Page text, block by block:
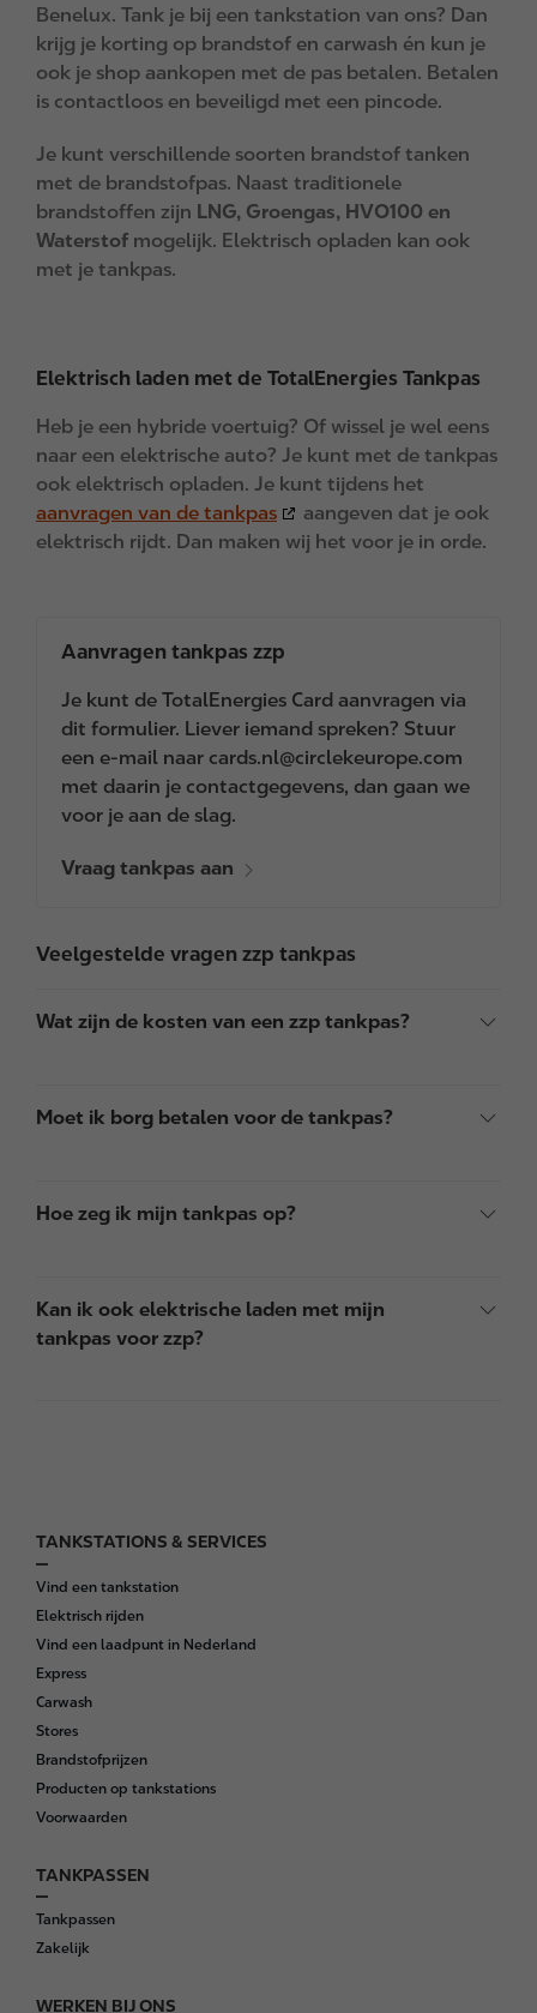
Benelux. Tank je bij een tankstation van ons? Dan
krijg je korting op brandstof en carwash én kun je
ook je shop aankopen met de pas betalen. Betalen
is contactloos en beveiligd met een pincode.
Je kunt verschillende soorten brandstof tanken
met de brandstofpas. Naast traditionele
brandstoffen zijn LNG, Groengas, HVO100 en
Waterstof mogelijk. Elektrisch opladen kan ook
met je tankpas.
Elektrisch laden met de TotalEnergies Tankpas
Heb je een hybride voertuig? Of wissel je wel eens
naar een elektrische auto? Je kunt met de tankpas
ook elektrisch opladen. Je kunt tijdens het
aanvragen van de tankpas
aangeven dat je ook
elektrisch rijdt. Dan maken wij het voor je in orde.
Aanvragen tankpas zzp
Je kunt de TotalEnergies Card aanvragen via
dit formulier. Liever iemand spreken? Stuur
een e-mail naar cards.nl@circlekeurope.com
met daarin je contactgegevens, dan gaan we
voor je aan de slag.
Vraag tankpas aan
Veelgestelde vragen zzp tankpas
Wat zijn de kosten van een zzp tankpas?
Moet ik borg betalen voor de tankpas?
Hoe zeg ik mijn tankpas op?
Kan ik ook elektrische laden met mijn
tankpas voor zzp?
F
o
o
t
e
r
TANKSTATIONS & SERVICES
Vind een tankstation
Elektrisch rijden
Vind een laadpunt in Nederland
Express
Carwash
Stores
Brandstofprijzen
Producten op tankstations
Voorwaarden
TANKPASSEN
Tankpassen
Zakelijk
WERKEN BIJ ONS